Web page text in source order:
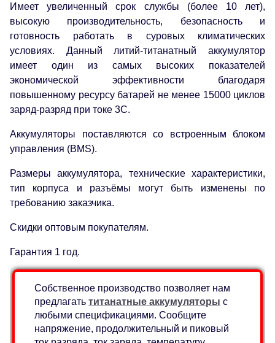
Имеет увеличенный срок службы (более 10 лет),
высокую производительность, безопасность и
готовность работать в суровых климатических
условиях. Данный литий-титанатный аккумулятор
имеет один из самых высоких показателей
экономической эффективности благодаря
повышенному ресурсу батарей не менее 15000 циклов
заряд-разряд при токе 3C.
Аккумуляторы поставляются со встроенным блоком
управления (BMS).
Размеры аккумулятора, технические характеристики,
тип корпуса и разъёмы могут быть изменены по
требованию заказчика.
Скидки оптовым покупателям.
Гарантия 1 год.
Собственное производство позволяет нам
предлагатьтитанатные аккумуляторы с
любыми спецификациями. Сообщите
напряжение, продолжительный и пиковый